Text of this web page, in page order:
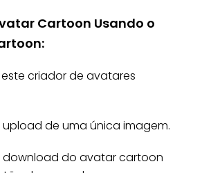
Cartoon Usando o
criador de avatares
upload de uma única imagem.
download do avatar cartoon